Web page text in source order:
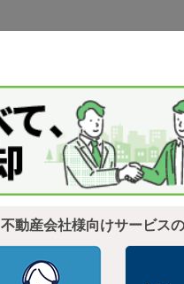
不動産会社様向けサービス